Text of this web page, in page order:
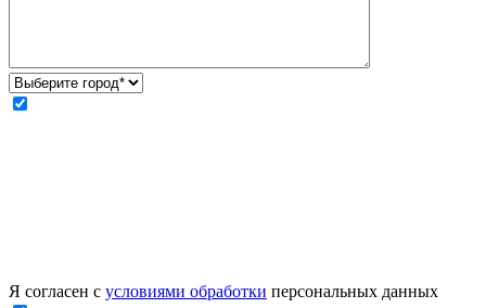
Я согласен с условиями обработки персональных данных